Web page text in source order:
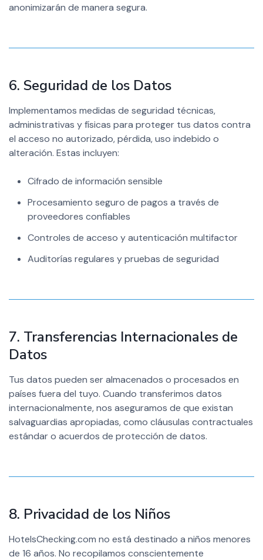
anonimizarán de manera segura.
6. Seguridad de los Datos
Implementamos medidas de seguridad técnicas,
administrativas y físicas para proteger tus datos contra
el acceso no autorizado, pérdida, uso indebido o
alteración. Estas incluyen:
Cifrado de información sensible
Procesamiento seguro de pagos a través de
proveedores confiables
Controles de acceso y autenticación multifactor
Auditorías regulares y pruebas de seguridad
7. Transferencias Internacionales de
Datos
Tus datos pueden ser almacenados o procesados en
países fuera del tuyo. Cuando transferimos datos
internacionalmente, nos aseguramos de que existan
salvaguardias apropiadas, como cláusulas contractuales
estándar o acuerdos de protección de datos.
8. Privacidad de los Niños
HotelsChecking.com no está destinado a niños menores
de 16 años. No recopilamos conscientemente